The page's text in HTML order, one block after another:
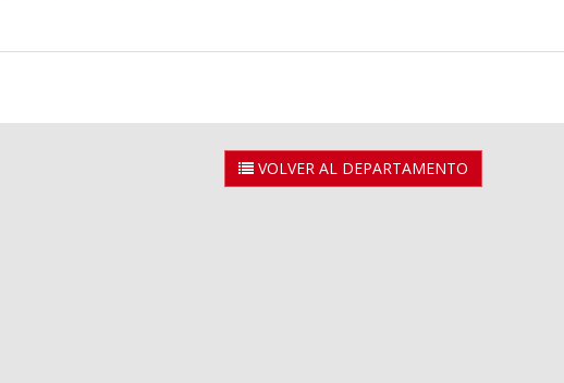
VOLVER AL DEPARTAMENTO